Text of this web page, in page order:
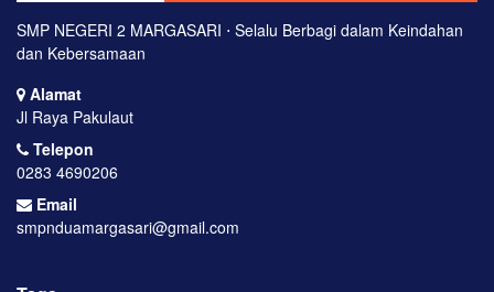
SMP NEGERI 2 MARGASARI ⋅ Selalu Berbagi dalam Keindahan
dan Kebersamaan
Alamat
Jl Raya Pakulaut
Telepon
0283 4690206
Email
smpnduamargasari@gmail.com